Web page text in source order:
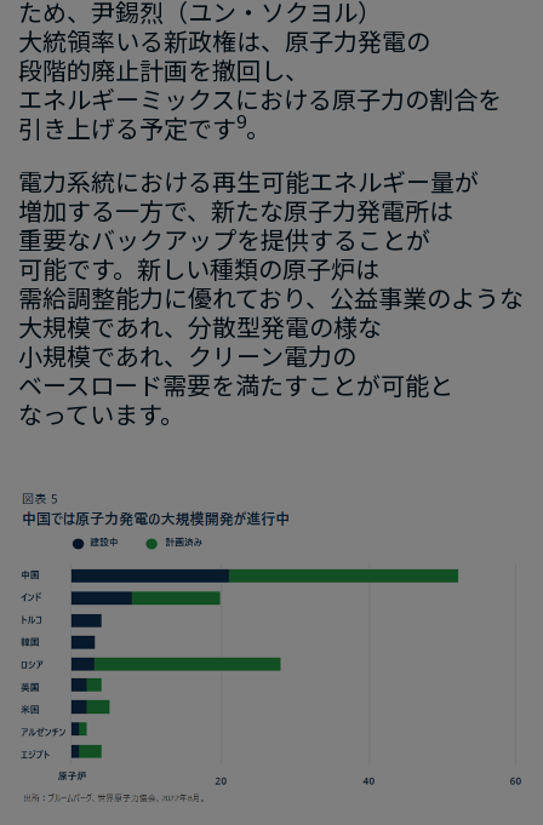
ため、​尹錫烈​（ユン・ソクヨル）​
大統領率いる​新政権は、​原子力発電の​
段階的廃止計画を​撤回し、​
エネルギーミックスに​おける​原子力の​割合を
引き上げる​予定です9。
電力系統に​おける​再生可能エネルギー量が​
増加する​一方で、​新たな​原子力発電所は​
重要な​バックアップを​提供する​ことが​
可能です。 ​新しい​種類の​原子炉は​
需給調整能力に​優れており、​公益事業のような​
大規模であれ、 ​分散型発電の​様な​
小規模であれ、 ​クリーン電力の​
ベースロード需要を​満たすことが​可能と​
なっています。
画
像